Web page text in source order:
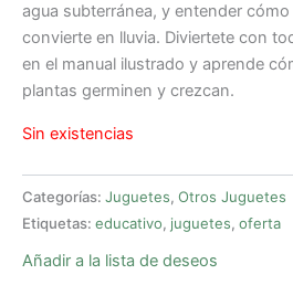
agua subterránea, y entender
convierte en lluvia. Diviertete con
en el manual ilustrado y aprende
plantas germinen y crezcan.
Sin existencias
Categorías: Juguetes, Otros Juguetes
Etiquetas: educativo, juguetes, oferta
Añadir a la lista de deseos